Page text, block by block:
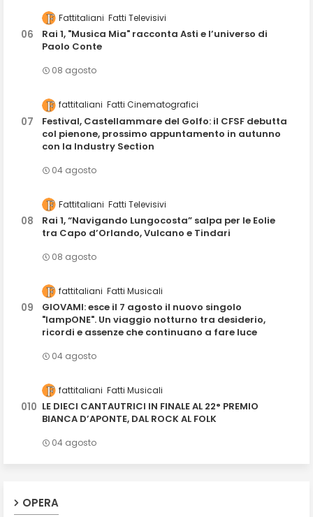
Fattitaliani Fatti Televisivi
Rai 1, "Musica Mia" racconta Asti e l’universo di
Paolo Conte
08 agosto
fattitaliani Fatti Cinematografici
Festival, Castellammare del Golfo: il CFSF debutta
col pienone, prossimo appuntamento in autunno
con la Industry Section
04 agosto
Fattitaliani Fatti Televisivi
Rai 1, “Navigando Lungocosta” salpa per le Eolie
tra Capo d’Orlando, Vulcano e Tindari
08 agosto
fattitaliani Fatti Musicali
GIOVAMI: esce il 7 agosto il nuovo singolo
"lampONE". Un viaggio notturno tra desiderio,
ricordi e assenze che continuano a fare luce
04 agosto
fattitaliani Fatti Musicali
LE DIECI CANTAUTRICI IN FINALE AL 22° PREMIO
BIANCA D’APONTE, DAL ROCK AL FOLK
04 agosto
OPERA